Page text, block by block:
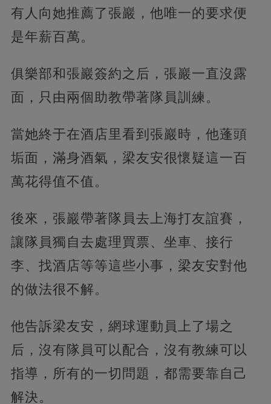
有人向她推薦了張巖，他唯一的要求便
是年薪百萬。
俱樂部和張巖簽約之后，張巖一直沒露
面，只由兩個助教帶著隊員訓練。
當她終于在酒店里看到張巖時，他蓬頭
垢面，滿身酒氣，梁友安很懷疑這一百
萬花得值不值。
後來，張巖帶著隊員去上海打友誼賽，
讓隊員獨自去處理買票、坐車、接行
李、找酒店等等這些小事，梁友安對他
的做法很不解。
他告訴梁友安，網球運動員上了場之
后，沒有隊員可以配合，沒有教練可以
指導，所有的一切問題，都需要靠自己
解決。